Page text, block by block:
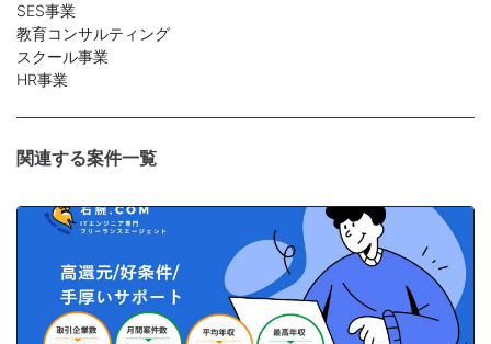
SES事業
教育コンサルティング
スクール事業
HR事業
関連する案件一覧